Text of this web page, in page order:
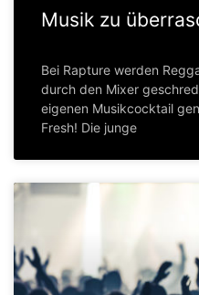
Musik zu
Bei Rapture werden
durch den Mixer
eigenen Musikcocktail
Fresh! Die junge